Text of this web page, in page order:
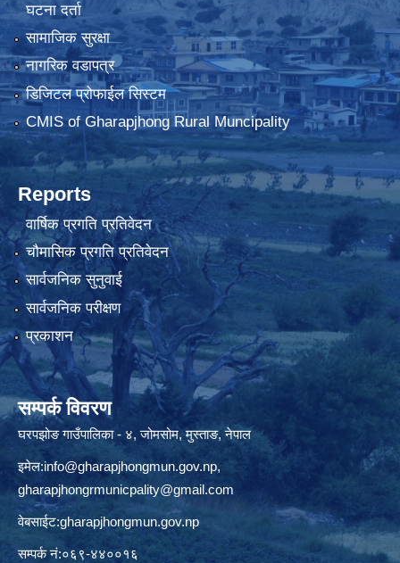
घटना दर्ता
सामाजिक सुरक्षा
नागरिक वडापत्र
डिजिटल प्रोफाईल सिस्टम
CMIS of Gharapjhong Rural Muncipality
Reports
वार्षिक प्रगति प्रतिवेदन
चौमासिक प्रगति प्रतिवेदन
सार्वजनिक सुनुवाई
सार्वजनिक परीक्षण
प्रकाशन
सम्पर्क विवरण
घरपझोङ गाउँपालिका - ४, जोमसोम, मुस्ताङ, नेपाल
इमेल:info@gharapjhongmun.gov.np,
gharapjhongrmunicpality@gmail.com
वेबसाईट:gharapjhongmun.gov.np
सम्पर्क नं:०६९-४४००१६